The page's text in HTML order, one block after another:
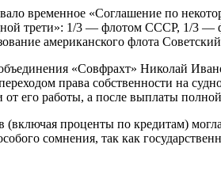
«Соглашение по
трети»: 1/3 — флотом СССР, 1/3
американского флота
«Совфрахт» Николай
права собственности на
его работы, а после выплаты
(включая проценты по кредитам)
сомнения, так как